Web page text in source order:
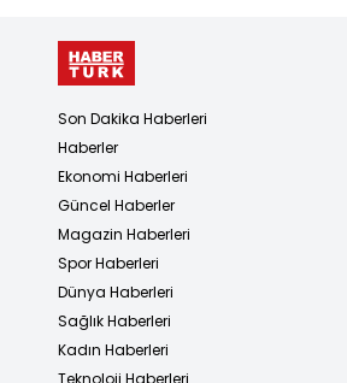
Son Dakika Haberleri
Haberler
Ekonomi Haberleri
Güncel Haberler
Magazin Haberleri
Spor Haberleri
Dünya Haberleri
Sağlık Haberleri
Kadın Haberleri
Teknoloji Haberleri